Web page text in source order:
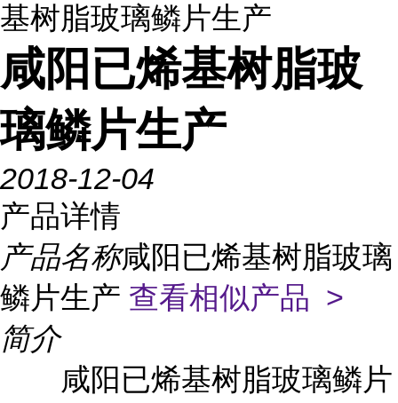
基树脂玻璃鳞片生产
咸阳已烯基树脂玻
璃鳞片生产
2018-12-04
产品详情
产品名称咸阳已烯基树脂玻璃
鳞片生产 查看相似产品 >
简介
咸阳已烯基树脂玻璃鳞片